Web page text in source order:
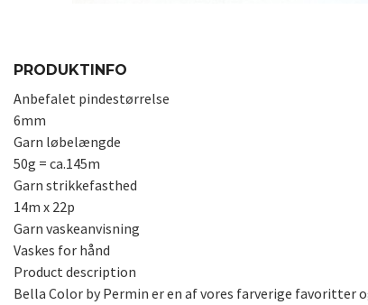
PRODUKTINFO
Anbefalet pindestørrelse
6mm
Garn løbelængde
50g = ca.145m
Garn strikkefasthed
14m x 22p
Garn vaskeanvisning
Vaskes for hånd
Product description
Bella Color by Permin er en af vores farverige favoritter